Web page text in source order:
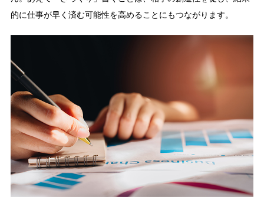
的に仕事が早く済む可能性を高めることにもつながります。